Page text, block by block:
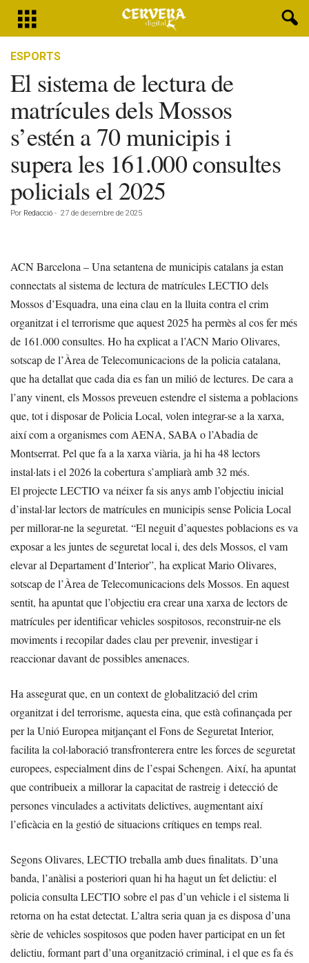
ESPORTS
El sistema de lectura de
matrícules dels Mossos
s’estén a 70 municipis i
supera les 161.000 consultes
policials el 2025
Por Redacció - 27 de desembre de 2025
ACN Barcelona – Una setantena de municipis catalans ja estan
connectats al sistema de lectura de matrícules LECTIO dels
Mossos d’Esquadra, una eina clau en la lluita contra el crim
organitzat i el terrorisme que aquest 2025 ha permès al cos fer més
de 161.000 consultes. Ho ha explicat a l’ACN Mario Olivares,
sotscap de l’Àrea de Telecomunicacions de la policia catalana,
que ha detallat que cada dia es fan un milió de lectures. De cara a
l’any vinent, els Mossos preveuen estendre el sistema a poblacions
que, tot i disposar de Policia Local, volen integrar-se a la xarxa,
així com a organismes com AENA, SABA o l’Abadia de
Montserrat. Pel que fa a la xarxa viària, ja hi ha 48 lectors
instal·lats i el 2026 la cobertura s’ampliarà amb 32 més.
El projecte LECTIO va néixer fa sis anys amb l’objectiu inicial
d’instal·lar lectors de matrícules en municipis sense Policia Local
per millorar-ne la seguretat. “El neguit d’aquestes poblacions es va
exposar a les juntes de seguretat local i, des dels Mossos, el vam
elevar al Departament d’Interior”, ha explicat Mario Olivares,
sotscap de l’Àrea de Telecomunicacions dels Mossos. En aquest
sentit, ha apuntat que l’objectiu era crear una xarxa de lectors de
matrícules per identificar vehicles sospitosos, reconstruir-ne els
moviments i recopilar dades clau per prevenir, investigar i
reaccionar davant de possibles amenaces.
Ha assegurat que, en un context de globalització del crim
organitzat i del terrorisme, aquesta eina, que està cofinançada per
per la Unió Europea mitjançant el Fons de Seguretat Interior,
facilita la col·laboració transfronterera entre les forces de seguretat
europees, especialment dins de l’espai Schengen. Així, ha apuntat
que contribueix a millorar la capacitat de rastreig i detecció de
persones vinculades a activitats delictives, augmentant així
l’eficàcia en la gestió de situacions crítiques en temps real.
Segons Olivares, LECTIO treballa amb dues finalitats. D’una
banda, l’anàlisi a posteriori quan hi ha hagut un fet delictiu: el
policia consulta LECTIO sobre el pas d’un vehicle i el sistema li
retorna on ha estat detectat. L’altra seria quan ja es disposa d’una
sèrie de vehicles sospitosos que poden haver participat en un fet
delictiu, formant part d’una organització criminal, i el que es fa és